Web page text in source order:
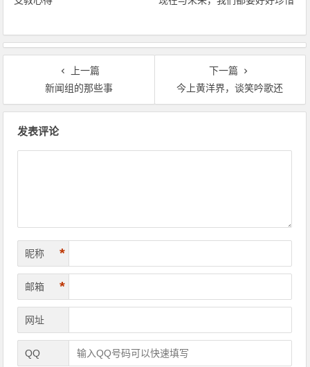
上一篇
新闻组的那些事
下一篇
今上黄洋界，谈笑吟歌还
发表评论
昵称 *
邮箱 *
网址
QQ